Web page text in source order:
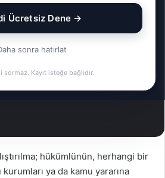
Ücretsiz Dene →
sonra hatırlat
sormaz. Kayıt isteğe bağlıdır.
hükümlünün, herhangi bir
kurumları ya da kamu yararına